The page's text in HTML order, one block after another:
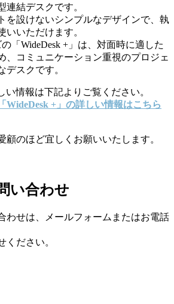
連結デスクです。
を設けないシンプルなデザインで、執
いいただけます。
「WideDesk +」は、対面時に適した
、コミュニケーション重視のプロジェ
デスクです。
い情報は下記よりご覧ください。
WideDesk +」の詳しい情報はこちら
顧のほど宜しくお願いいたします。
い合わせ
わせは、メールフォームまたはお電話
ください。